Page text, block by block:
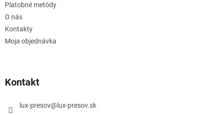
Platobné metódy
O nás
Kontakty
Moja objednávka
Kontakt
lux-presov@ lux-presov.sk